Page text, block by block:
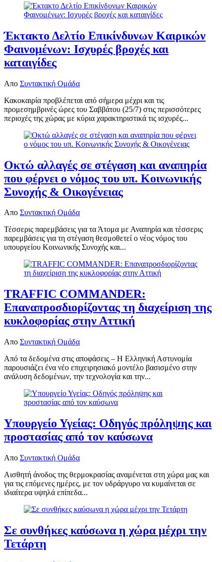
Έκτακτο Δελτίο Επικίνδυνων Καιρικών
Φαινομένων: Ισχυρές βροχές και
καταιγίδες
Απο Συντακτική Ομάδα
Κακοκαιρία προβλέπεται από σήμερα μέχρι και τις
προμεσημβρινές ώρες του Σαββάτου (25/7) στις περισσότερες
περιοχές της χώρας με κύρια χαρακτηριστικά τις ισχυρές...
Οκτώ αλλαγές σε στέγαση και αναπηρία
που φέρνει ο νόμος του υπ. Κοινωνικής
Συνοχής & Οικογένειας
Απο Συντακτική Ομάδα
Τέσσερις παρεμβάσεις για τα Άτομα με Αναπηρία και τέσσερις
παρεμβάσεις για τη στέγαση θεσμοθετεί ο νέος νόμος του
υπουργείου Κοινωνικής Συνοχής και...
TRAFFIC COMMANDER:
Επαναπροσδιορίζοντας τη διαχείριση της
κυκλοφορίας στην Αττική
Απο Συντακτική Ομάδα
Από τα δεδομένα στις αποφάσεις – Η Ελληνική Αστυνομία
παρουσιάζει ένα νέο επιχειρησιακό μοντέλο βασισμένο στην
ανάλυση δεδομένων, την τεχνολογία και την...
Υπουργείο Υγείας: Οδηγός πρόληψης και
προστασίας από τον καύσωνα
Απο Συντακτική Ομάδα
Αισθητή άνοδος της θερμοκρασίας αναμένεται στη χώρα μας και
για τις επόμενες ημέρες, με τον υδράργυρο να κυμαίνεται σε
ιδιαίτερα υψηλά επίπεδα...
Σε συνθήκες καύσωνα η χώρα μέχρι την
Τετάρτη